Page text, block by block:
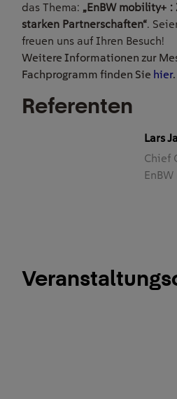
das Thema: „EnBW mobility+
starken Partnerschaften“.
freuen uns auf Ihren Besuch!
Weitere Informationen zur
Fachprogramm finden Sie hier.
Referenten
Lars
Chief